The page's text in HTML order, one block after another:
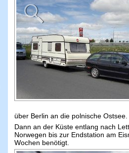
über Berlin an die polnische Ostsee.
Dann an der Küste entlang nach
Norwegen bis zur Endstation am
Wochen benötigt.